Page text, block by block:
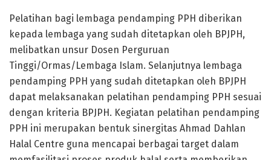
Pelatihan bagi lembaga pendamping PPH diberikan
kepada lembaga yang sudah ditetapkan oleh BPJPH,
melibatkan unsur Dosen Perguruan
Tinggi/Ormas/Lembaga Islam. Selanjutnya lembaga
pendamping PPH yang sudah ditetapkan oleh BPJPH
dapat melaksanakan pelatihan pendamping PPH sesuai
dengan kriteria BPJPH. Kegiatan pelatihan pendamping
PPH ini merupakan bentuk sinergitas Ahmad Dahlan
Halal Centre guna mencapai berbagai target dalam